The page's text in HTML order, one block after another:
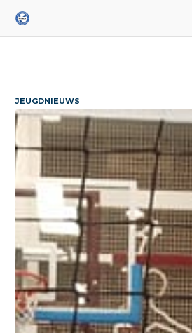
JEUGDNIEUWS